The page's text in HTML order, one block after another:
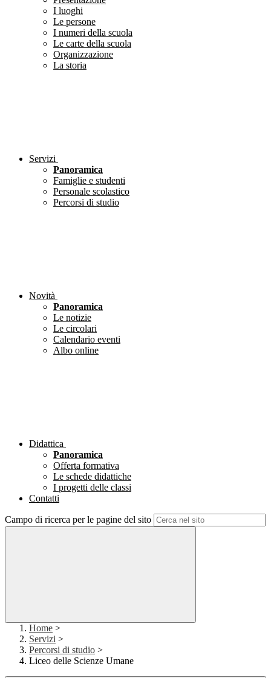
I luoghi
Le persone
I numeri della scuola
Le carte della scuola
Organizzazione
La storia
Servizi
Panoramica
Famiglie e studenti
Personale scolastico
Percorsi di studio
Novità
Panoramica
Le notizie
Le circolari
Calendario eventi
Albo online
Didattica
Panoramica
Offerta formativa
Le schede didattiche
I progetti delle classi
Contatti
Campo di ricerca per le pagine del sito
Home >
Servizi >
Percorsi di studio >
Liceo delle Scienze Umane